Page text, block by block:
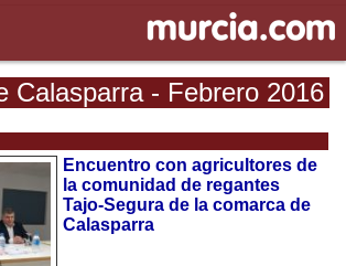
Calasparra - Febrero 2016
Encuentro con agricultores de
la comunidad de regantes
Tajo-Segura de la comarca de
Calasparra